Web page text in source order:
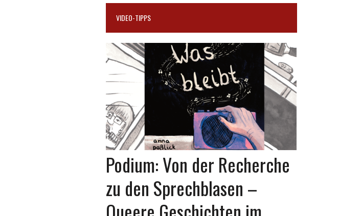
VIDEO-TIPPS
Podium: Von der Recherche
zu den Sprechblasen –